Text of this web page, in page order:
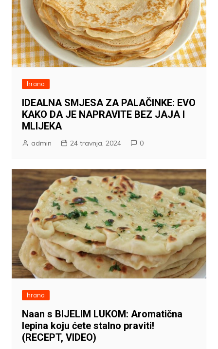
hrana
IDEALNA SMJESA ZA PALAČINKE: EVO
KAKO DA JE NAPRAVITE BEZ JAJA I
MLIJEKA
admin 24 travnja, 2024 0
hrana
Naan s BIJELIM LUKOM: Aromatična
lepina koju ćete stalno praviti!
(RECEPT, VIDEO)